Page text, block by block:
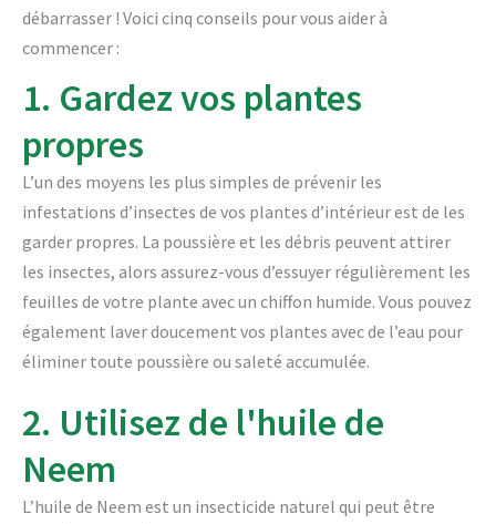
débarrasser ! Voici cinq conseils pour vous aider à
commencer :
1. Gardez vos plantes
propres
L’un des moyens les plus simples de prévenir les
infestations d’insectes de vos plantes d’intérieur est de les
garder propres. La poussière et les débris peuvent attirer
les insectes, alors assurez-vous d’essuyer régulièrement les
feuilles de votre plante avec un chiffon humide. Vous pouvez
également laver doucement vos plantes avec de l’eau pour
éliminer toute poussière ou saleté accumulée.
2. Utilisez de l'huile de
Neem
L’huile de Neem est un insecticide naturel qui peut être